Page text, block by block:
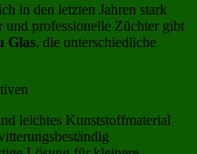
in den letzten Jahren stark
professionelle Züchter gibt
Glas, die unterschiedliche
leichtes Kunststoffmaterial